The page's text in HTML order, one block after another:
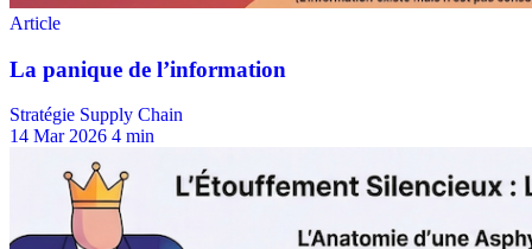
Stratégie Supply Chain
14 Mar 2026 4 min